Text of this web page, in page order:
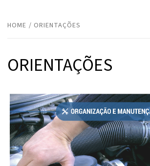
HOME ORIENTAÇÕES
ORIENTAÇÕES